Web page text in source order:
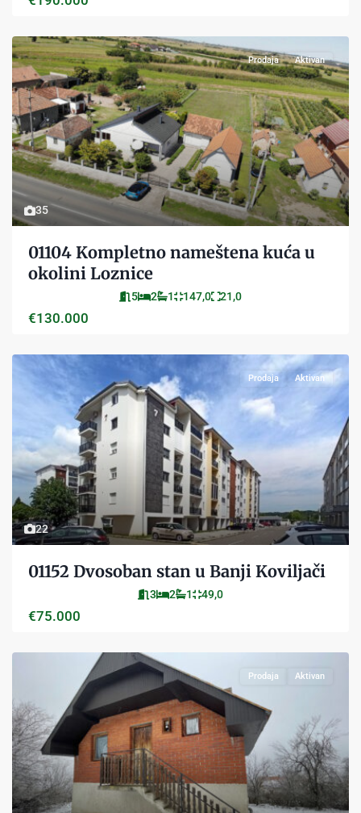
35
Prodaja Aktivan
01104 Kompletno nameštena kuća u
okolini Loznice
5 2 1 147,0 21,0
€130.000
22
Prodaja Aktivan
01152 Dvosoban stan u Banji Koviljači
3 2 1 49,0
€75.000
Prodaja Aktivan